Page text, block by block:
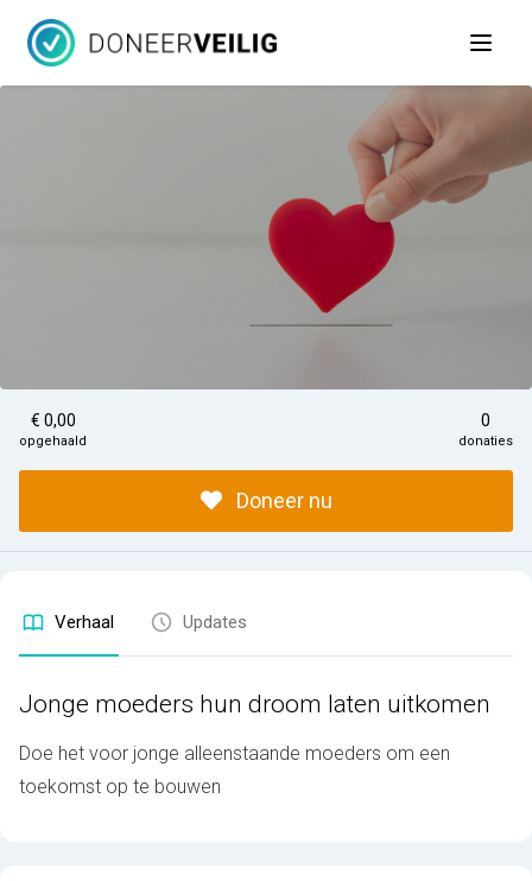
Open
€ 0,00
opgehaald
0
donaties
Doneer nu
Verhaal Updates
Jonge moeders hun droom laten uitkomen
Doe het voor jonge alleenstaande moeders om een
toekomst op te bouwen